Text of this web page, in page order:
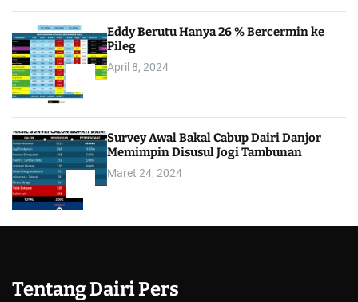
Eddy Berutu Hanya 26 % Bercermin ke
Pileg
April 8, 2024
Survey Awal Bakal Cabup Dairi Danjor
Memimpin Disusul Jogi Tambunan
Maret 24, 2024
Tentang Dairi Pers